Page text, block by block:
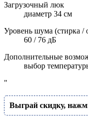
Загрузочный люк
диаметр 34 см
Уровень шума (стирка /
60 / 76 дБ
Дополнительные
выбор
"
Выграй скидку,